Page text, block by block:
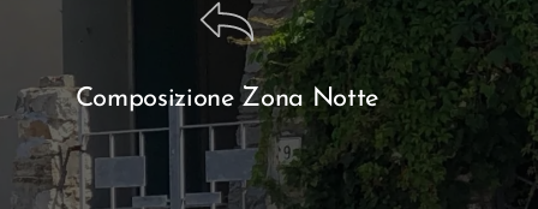
Composizione Zona Notte